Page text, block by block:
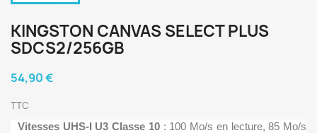
KINGSTON CANVAS SELECT PLUS
SDCS2/256GB
54,90 €
TTC
Vitesses UHS-I U3 Classe 10 : 100 Mo/s en lecture, 85 Mo/s